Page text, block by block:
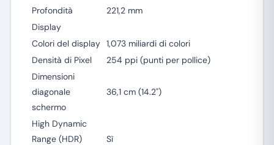
Profondità
221,2 mm
Display
Colori del display 1,073 miliardi di colori
Densità di Pixel
254 ppi (punti per pollice)
Dimensioni
diagonale
schermo
36,1 cm (14.2")
High Dynamic
Range (HDR)
Sì